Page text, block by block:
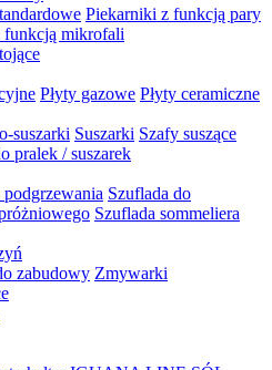
Piekarniki z funkcją pary
funkcją mikrofali
Płyty gazowe Płyty ceramiczne
suszarki Suszarki Szafy suszące
pralek / suszarek
Szuflada do
Szuflada sommeliera
zabudowy Zmywarki